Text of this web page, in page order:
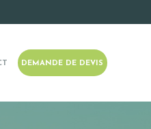
DEMANDE DE DEVIS